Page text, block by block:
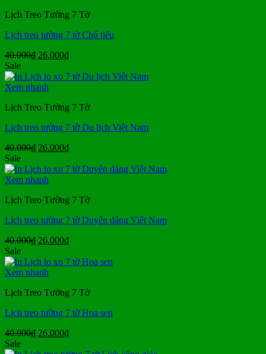
Lịch Treo Tường 7 Tờ
Lịch treo tường 7 tờ Chú tiểu
40.000₫ Giá
là:
40.000₫.
26.000₫Giá
tại
Sale
Xem nhanh
Lịch Treo Tường 7 Tờ
Lịch treo tường 7 tờ Du lịch Việt Nam
40.000₫ Giá
là:
40.000₫.
26.000₫Giá
tại
Sale
Xem nhanh
Lịch Treo Tường 7 Tờ
Lịch treo tường 7 tờ Duyên dáng Việt Nam
40.000₫ Giá
là:
40.000₫.
26.000₫Giá
tại
Sale
Xem nhanh
Lịch Treo Tường 7 Tờ
Lịch treo tường 7 tờ Hoa sen
40.000₫ Giá
26.000₫Giá
Sale